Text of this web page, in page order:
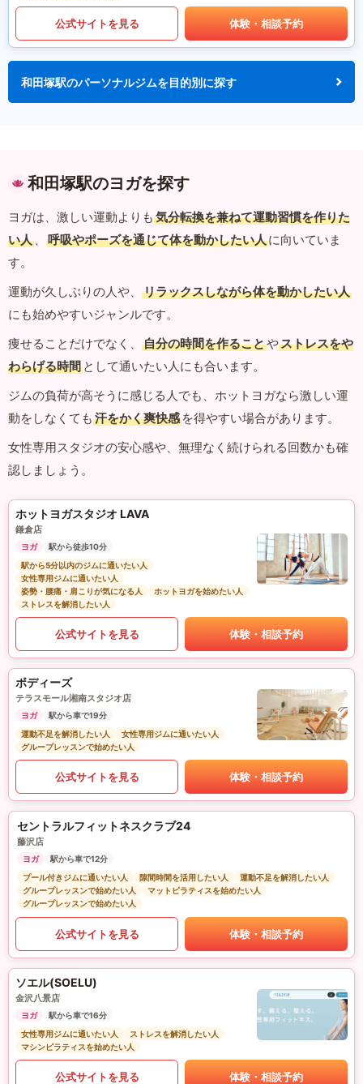
公式サイトを見る 体験・相談予約
和田塚駅のパーソナルジムを目的別に探す
和田塚駅のヨガを探す
ヨガは、激しい運動よりも 気分転換を兼ねて運動習慣を作りた
い人 、 呼吸やポーズを通じて体を動かしたい人に向いていま
す。
運動が久しぶりの人や、
リラックスしながら体を動かしたい人
にも始めやすいジャンルです。
痩せることだけでなく、
自分の時間を作ることやストレスをや
わらげる時間 として通いたい人にも合います。
ジムの負荷が高そうに感じる人でも、ホットヨガなら激しい運
動をしなくても 汗をかく爽快感 を得やすい場合があります。
女性専用スタジオの安心感や、無理なく続けられる回数かも確
認しましょう。
ホットヨガスタジオ LAVA
鎌倉店
ヨガ
駅から徒歩10分
駅から5分以内のジムに通いたい人
女性専用ジムに通いたい人
姿勢・腰痛・肩こりが気になる人
ホットヨガを始めたい人
ストレスを解消したい人
公式サイトを見る 体験・相談予約
ボディーズ
テラスモール湘南スタジオ店
ヨガ
駅から車で19分
運動不足を解消したい人
女性専用ジムに通いたい人
グループレッスンで始めたい人
公式サイトを見る 体験・相談予約
セントラルフィットネスクラブ24
藤沢店
ヨガ
駅から車で12分
プール付きジムに通いたい人
隙間時間を活用したい人
運動不足を解消したい人
グループレッスンで始めたい人
マットピラティスを始めたい人
グループレッスンで始めたい人
公式サイトを見る 体験・相談予約
ソエル(SOELU)
金沢八景店
ヨガ
駅から車で16分
女性専用ジムに通いたい人
ストレスを解消したい人
マシンピラティスを始めたい人
公式サイトを見る 体験・相談予約